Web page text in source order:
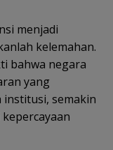
menjadi
kelemahan.
bahwa negara
yang
institusi, semakin